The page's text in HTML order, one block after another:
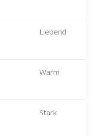
Liebend
Warm
Stark